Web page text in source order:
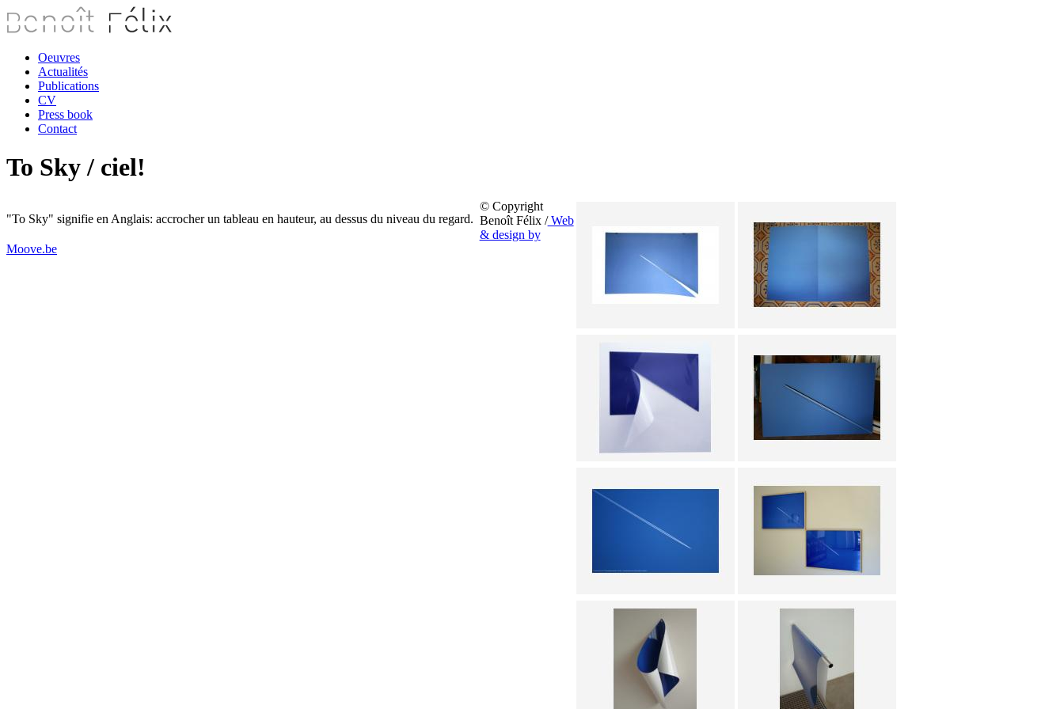
Oeuvres
Actualités
Publications
CV
Press book
Contact
To Sky / ciel!
"To Sky" signifie en Anglais: accrocher un tableau en hauteur, au dessus du niveau du regard.
© Copyright
Benoît Félix /Web
& design by
Moove.be